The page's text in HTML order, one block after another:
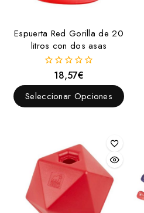
Espuerta Red Gorilla de 20
litros con dos asas
fuera
de
18,57€
Seleccionar Opciones